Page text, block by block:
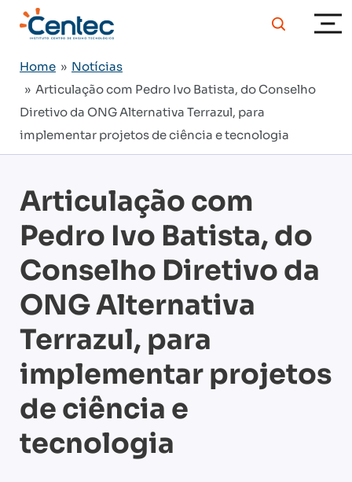
Home » Notícias
» Articulação com Pedro Ivo Batista, do Conselho
Diretivo da ONG Alternativa Terrazul, para
implementar projetos de ciência e tecnologia
Articulação com
Pedro Ivo Batista, do
Conselho Diretivo da
ONG Alternativa
Terrazul, para
implementar projetos
de ciência e
tecnologia